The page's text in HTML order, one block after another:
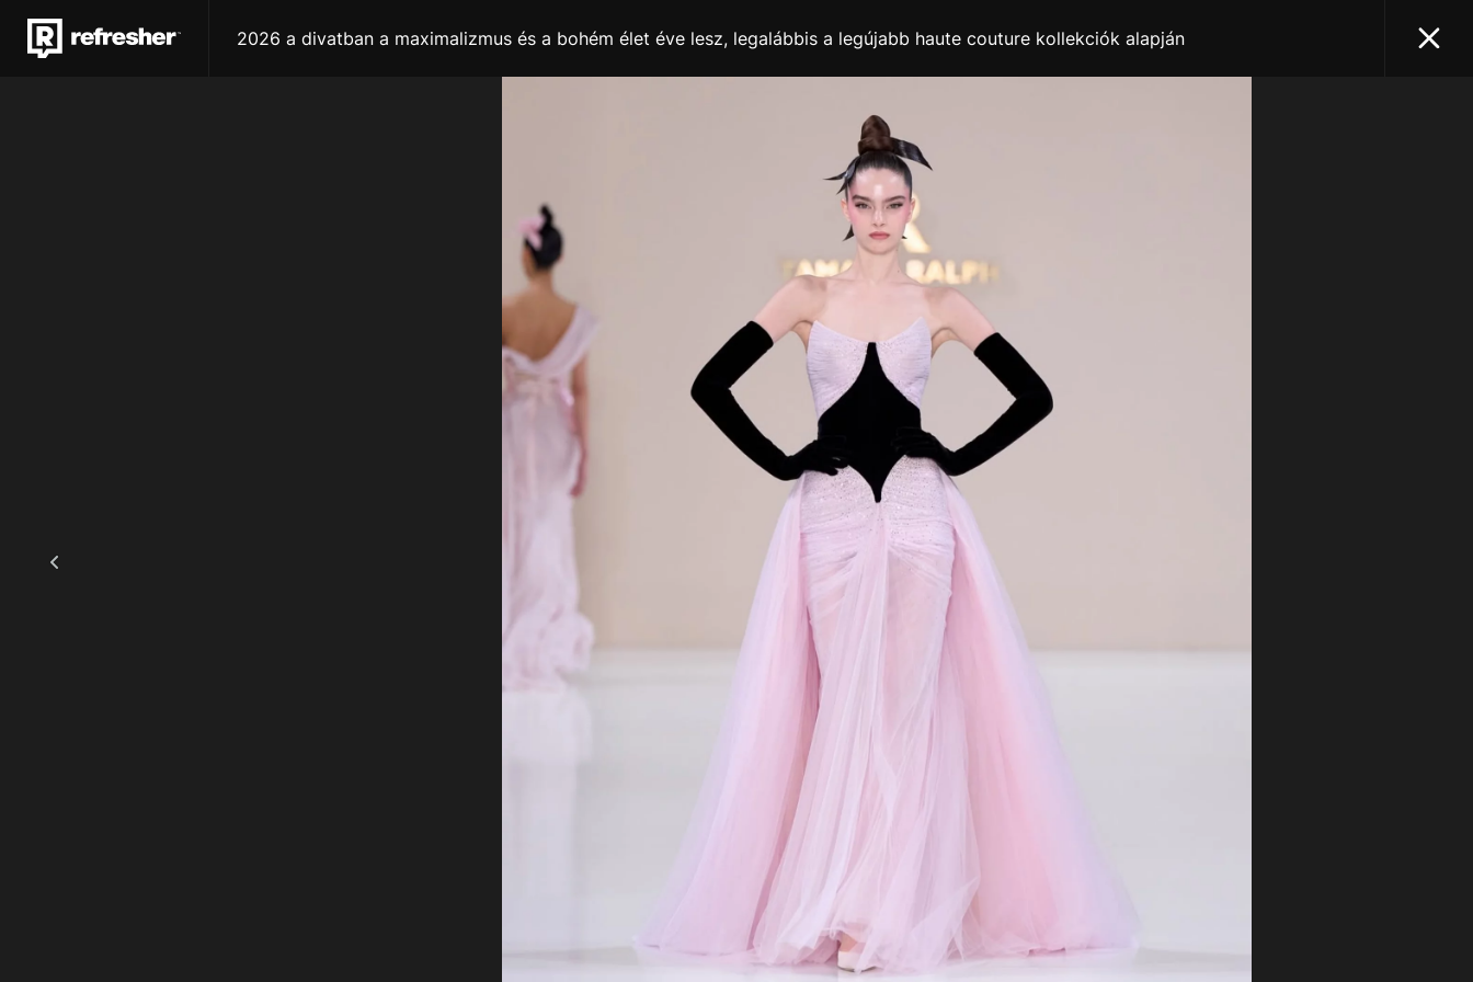
2026 a divatban a maximalizmus és a bohém élet éve lesz, legalábbis a legújabb haute couture kollekciók alapján